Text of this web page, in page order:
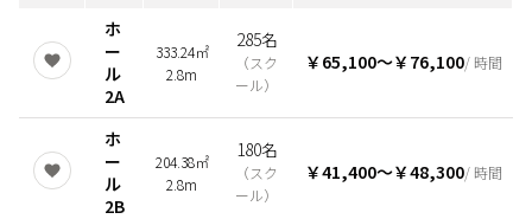
ホ
ー
ル
2A
333.24㎡
2.8m
285名
（スク
ール）
￥65,100〜￥76,100/ 時間
ホ
ー
ル
2B
204.38㎡
2.8m
180名
（スク
ール）
￥41,400〜￥48,300/ 時間